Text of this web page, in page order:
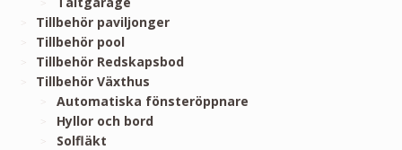
Tillbehör paviljonger
Tillbehör pool
Tillbehör Redskapsbod
Tillbehör Växthus
Automatiska fönsteröppnare
Hyllor och bord
Solfläkt